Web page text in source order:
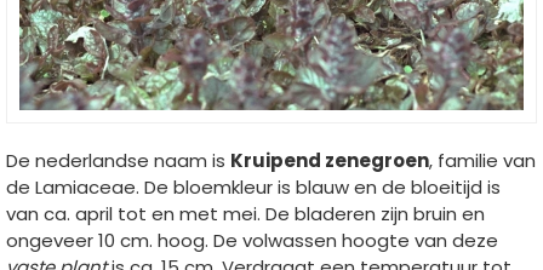
De nederlandse naam is Kruipend zenegroen, familie van
de Lamiaceae. De bloemkleur is blauw en de bloeitijd is
van ca. april tot en met mei. De bladeren zijn bruin en
ongeveer 10 cm. hoog. De volwassen hoogte van deze